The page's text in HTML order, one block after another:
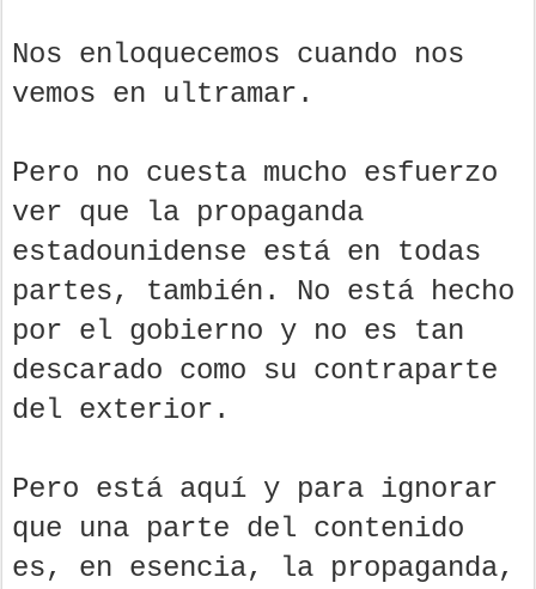
Nos enloquecemos cuando nos
vemos en ultramar.
Pero no cuesta mucho esfuerzo
ver que la propaganda
estadounidense está en todas
partes, también. No está hecho
por el gobierno y no es tan
descarado como su contraparte
del exterior.
Pero está aquí y para ignorar
que una parte del contenido
es, en esencia, la propaganda,